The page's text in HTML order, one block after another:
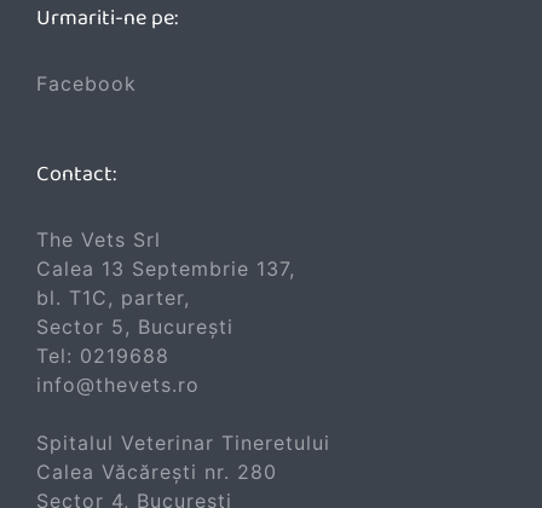
Urmariti-ne pe:
Facebook
Contact:
The Vets Srl
Calea 13 Septembrie 137,
bl. T1C, parter,
Sector 5, București
Tel: 0219688
info@thevets.ro
Spitalul Veterinar Tineretului
Calea Văcărești nr. 280
Sector 4, București